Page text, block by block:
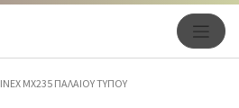
MX235 ΠΑΛΑΙΟΥ ΤΥΠΟΥ